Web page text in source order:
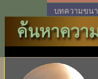
บทความขนา